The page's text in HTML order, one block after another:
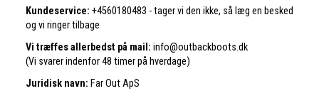
Kundeservice: +4560180483 - tager vi den ikke, så læg en besked
og vi ringer tilbage
Vi træffes allerbedst på mail: info@outbackboots.dk
(Vi svarer indenfor 48 timer på hverdage)
Juridisk navn: Far Out ApS